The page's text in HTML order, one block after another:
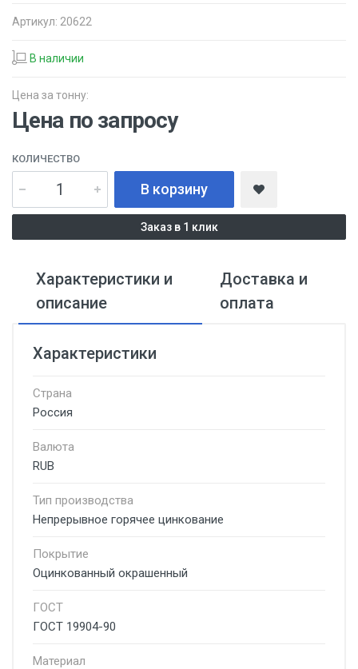
Артикул: 20622
В наличии
Цена за тонну:
Цена по запросу
КОЛИЧЕСТВО
В корзину
Заказ в 1 клик
Характеристики и
описание
Доставка и
оплата
Характеристики
Страна
Россия
Валюта
RUB
Тип производства
Непрерывное горячее цинкование
Покрытие
Оцинкованный окрашенный
ГОСТ
ГОСТ 19904-90
Материал